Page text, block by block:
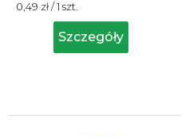
5,0
na
gwiazdek.
Cena
jednostkowa:
0,49 zł / 1 szt.
Szczegóły